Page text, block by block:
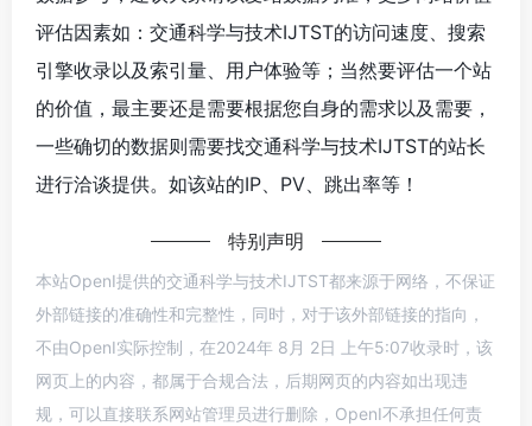
评估因素如：交通科学与技术IJTST的访问速度、搜索
引擎收录以及索引量、用户体验等；当然要评估一个站
的价值，最主要还是需要根据您自身的需求以及需要，
一些确切的数据则需要找交通科学与技术IJTST的站长
进行洽谈提供。如该站的IP、PV、跳出率等！
特别声明
本站OpenI提供的交通科学与技术IJTST都来源于网络，不保证
外部链接的准确性和完整性，同时，对于该外部链接的指向，
不由OpenI实际控制，在2024年 8月 2日 上午5:07收录时，该
网页上的内容，都属于合规合法，后期网页的内容如出现违
规，可以直接联系网站管理员进行删除，OpenI不承担任何责